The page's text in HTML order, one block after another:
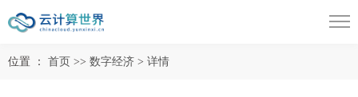
位置 ： 首页 >> 数字经济 > 详情